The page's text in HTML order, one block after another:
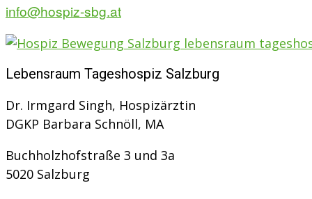
info@hospiz-sbg.at
Lebensraum Tageshospiz Salzburg
Dr. Irmgard Singh, Hospizärztin
DGKP Barbara Schnöll, MA
Buchholzhofstraße 3 und 3a
5020 Salzburg